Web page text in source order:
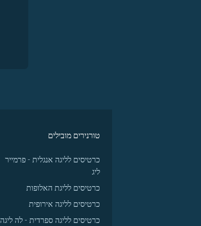
טורנירים מובילים
כרטיסים לליגה אנגלית - פרמייר
ליג
כרטיסים לליגת האלופות
כרטיסים לליגה אירופית
כרטיסים לליגה ספרדית - לה ליגה